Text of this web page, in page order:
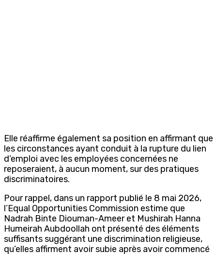
Elle réaffirme également sa position en affirmant que
les circonstances ayant conduit à la rupture du lien
d’emploi avec les employées concernées ne
reposeraient, à aucun moment, sur des pratiques
discriminatoires.
Pour rappel, dans un rapport publié le 8 mai 2026,
l’Equal Opportunities Commission estime que
Nadrah Binte Diouman-Ameer et Mushirah Hanna
Humeirah Aubdoollah ont présenté des éléments
suffisants suggérant une discrimination religieuse,
qu’elles affirment avoir subie après avoir commencé